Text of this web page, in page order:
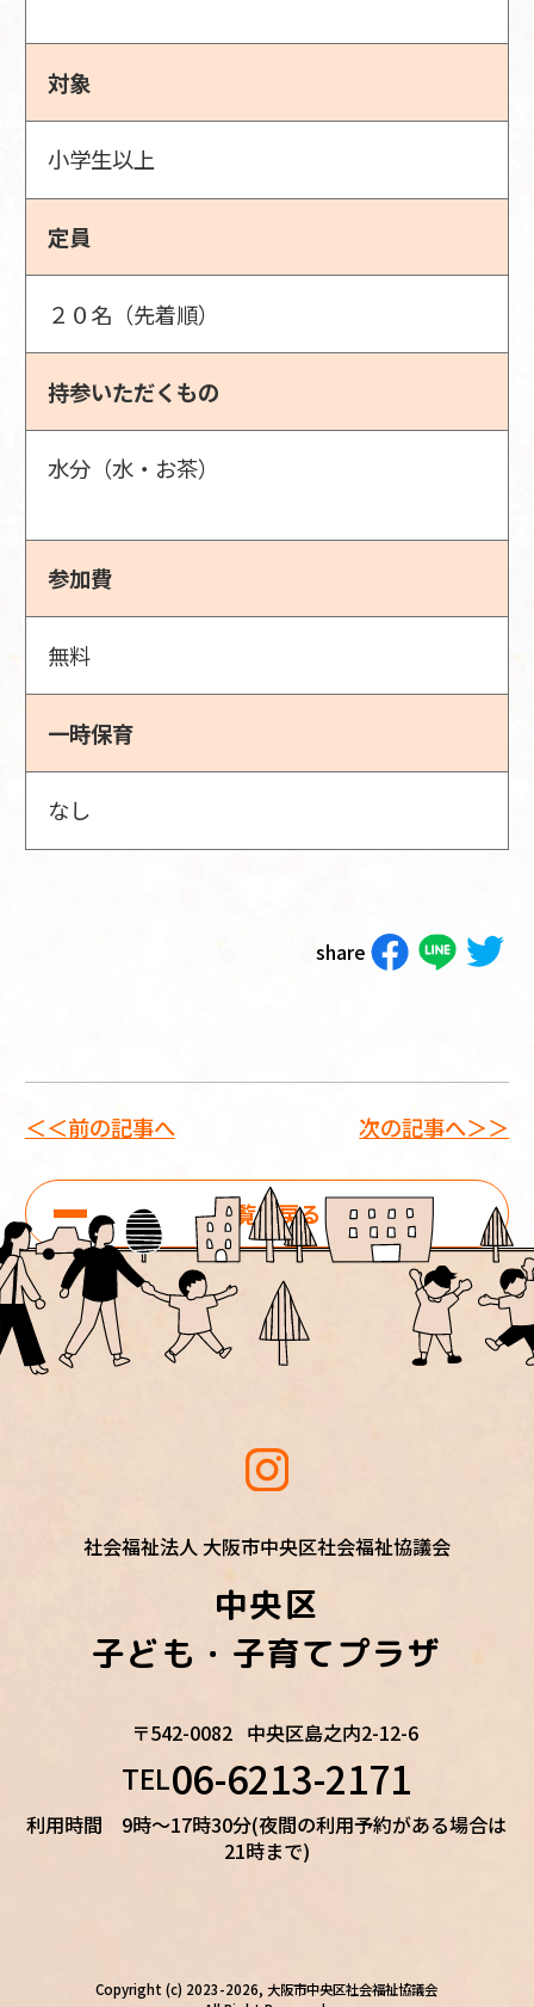
対象
小学生以上
定員
２０名（先着順）
持参いただくもの
水分（水・お茶）
参加費
無料
一時保育
なし
share
＜＜前の記事へ
一覧に戻る
次の記事へ＞＞
社会福祉法人 大阪市中央区社会福祉協議会
中央区
子ども・子育てプラザ
〒542-0082 中央区島之内2-12-6
TEL06-6213-2171
利用時間 9時～17時30分(夜間の利用予約がある場合は
21時まで)
Copyright (c) 2023-2026, 大阪市中央区社会福祉協議会